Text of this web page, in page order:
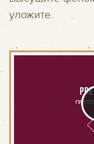
уложите.